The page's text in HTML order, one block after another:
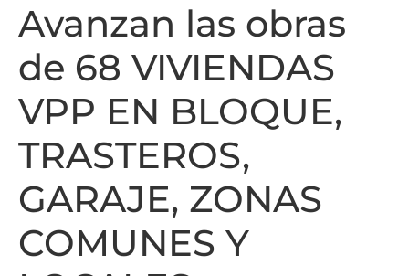
Avanzan las obras
de 68 VIVIENDAS
VPP EN BLOQUE,
TRASTEROS,
GARAJE, ZONAS
COMUNES Y